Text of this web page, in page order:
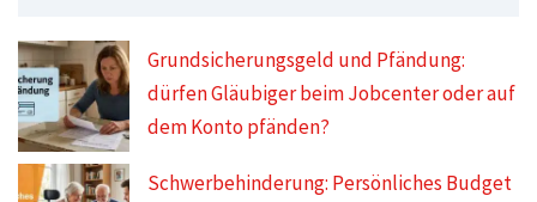
Grundsicherungsgeld und Pfändung:
dürfen Gläubiger beim Jobcenter oder auf
dem Konto pfänden?
Schwerbehinderung: Persönliches Budget